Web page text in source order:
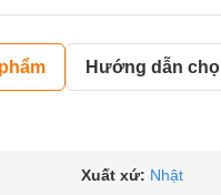
Hướng dẫn
Xuất xứ: Nhật